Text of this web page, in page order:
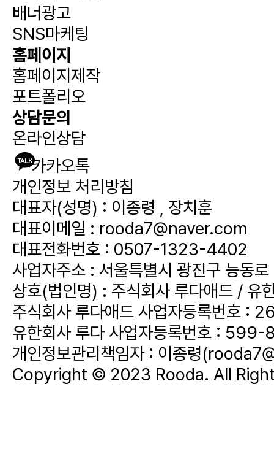
배너광고
SNS마케팅
홈페이지
홈페이지제작
포트폴리오
상담문의
온라인상담
카카오톡
개인정보 처리방침
대표자(성명) : 이종령 , 장치훈
대표이메일 : rooda7@naver.com
대표전화번호 : 0507-1323-4402
사업자주소 : 서울특별시 광진구 능동
상호(법인명) : 주식회사 루다애드 / 유
주식회사 루다애드 사업자등록번호
유한회사 루다 사업자등록번호 :
개인정보관리책임자 : 이종령
Copyright © 2023 Rooda. All